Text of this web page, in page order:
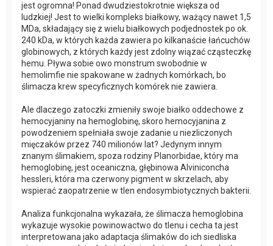
jest ogromna! Ponad dwudziestokrotnie większa od
ludzkiej! Jest to wielki kompleks białkowy, ważący nawet 1,5
MDa, składający się z wielu białkowych podjednostek po ok.
240 kDa, w których każda zawiera po kilkanaście łańcuchów
globinowych, z których każdy jest zdolny wiązać cząsteczkę
hemu. Pływa sobie owo monstrum swobodnie w
hemolimfie nie spakowane w żadnych komórkach, bo
ślimacza krew specyficznych komórek nie zawiera.
Ale dlaczego zatoczki zmieniły swoje białko oddechowe z
hemocyjaniny na hemoglobinę, skoro hemocyjanina z
powodzeniem spełniała swoje zadanie u niezliczonych
mięczaków przez 740 milionów lat? Jedynym innym
znanym ślimakiem, spoza rodziny Planorbidae, który ma
hemoglobinę, jest oceaniczna, głębinowa Alviniconcha
hessleri, która ma czerwony pigment w skrzelach, aby
wspierać zaopatrzenie w tlen endosymbiotycznych bakterii.
Analiza funkcjonalna wykazała, że ślimacza hemoglobina
wykazuje wysokie powinowactwo do tlenu i cecha ta jest
interpretowana jako adaptacja ślimaków do ich siedliska